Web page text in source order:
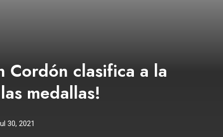
Cordón clasifica a la
medallas!
30, 2021